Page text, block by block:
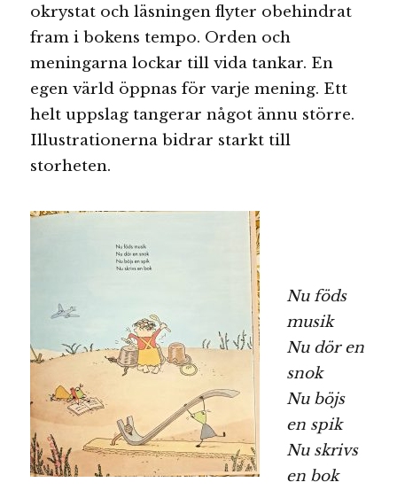
okrystat och läsningen flyter obehindrat
fram i bokens tempo. Orden och
meningarna lockar till vida tankar. En
egen värld öppnas för varje mening. Ett
helt uppslag tangerar något ännu större.
Illustrationerna bidrar starkt till
storheten.
Nu föds
musik
Nu dör en
snok
Nu böjs
en spik
Nu skrivs
en bok